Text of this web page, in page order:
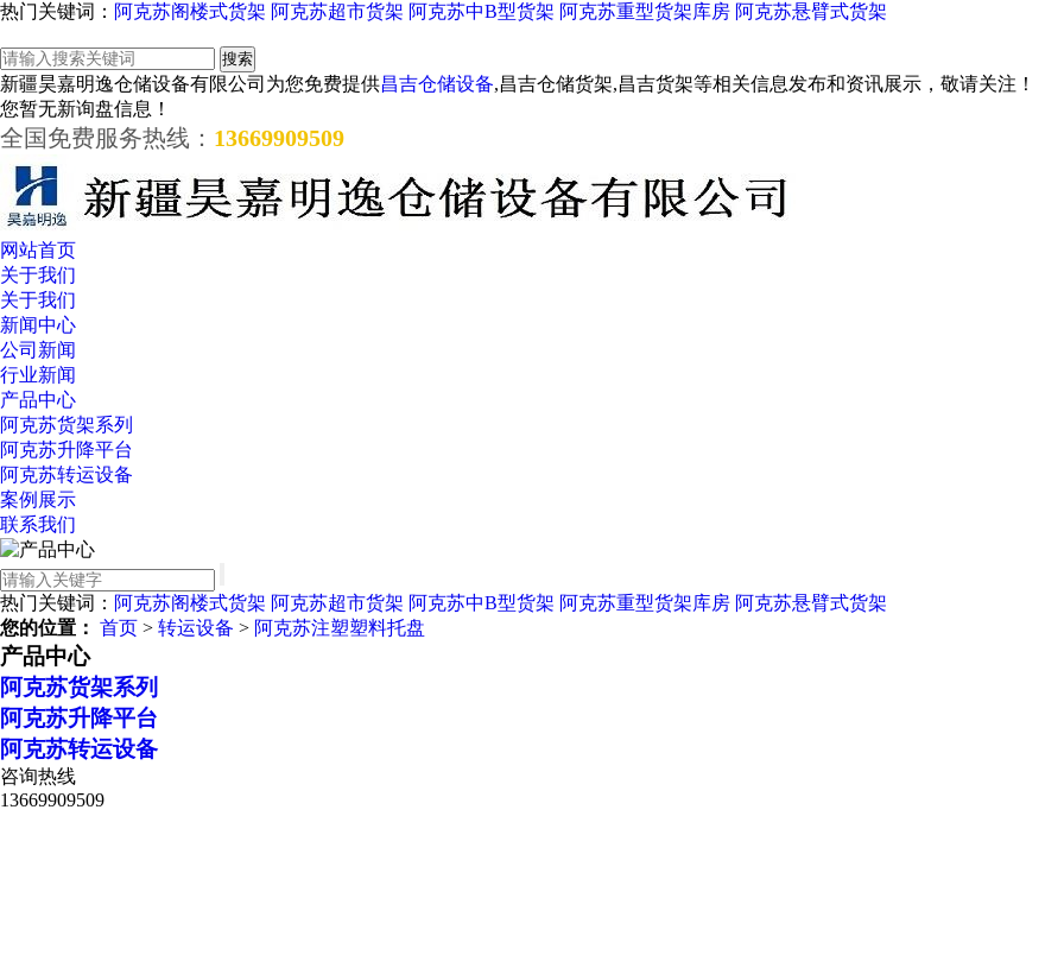
热门关键词： 阿克苏阁楼式货架 阿克苏超市货架 阿克苏中B型货架 阿克苏重型货架库房 阿克苏悬臂式货架
新疆昊嘉明逸仓储设备有限公司为您免费提供昌吉仓储设备,昌吉仓储货架,昌吉货架等相关信息发布和资讯展示，敬请关注！
您暂无新询盘信息！
全国免费服务热线： 13669909509
网站首页
关于我们
关于我们
新闻中心
公司新闻
行业新闻
产品中心
阿克苏货架系列
阿克苏升降平台
阿克苏转运设备
案例展示
联系我们
热门关键词： 阿克苏阁楼式货架 阿克苏超市货架 阿克苏中B型货架 阿克苏重型货架库房 阿克苏悬臂式货架
您的位置： 首页 > 转运设备 > 阿克苏注塑塑料托盘
产品中心
阿克苏货架系列
阿克苏升降平台
阿克苏转运设备
咨询热线
13669909509